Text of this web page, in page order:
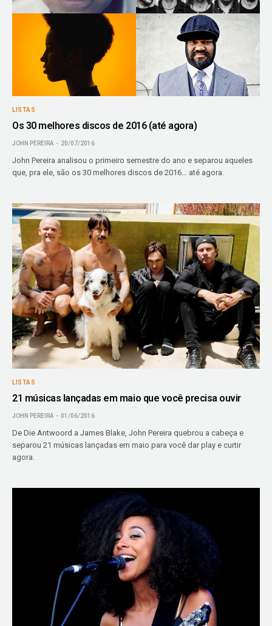
LISTAS
Os 30 melhores discos de 2016 (até agora)
JOHN PEREIRA 20/07/2016
John Pereira analisou o primeiro semestre do ano e separou aqueles
que, pra ele, são os 30 melhores discos de 2016… até agora.
LISTAS
21 músicas lançadas em maio que você precisa ouvir
JOHN PEREIRA 01/06/2016
De Die Antwoord a James Blake, John Pereira quebrou a cabeça e
separou 21 músicas lançadas em maio para você dar play e curtir
agora.